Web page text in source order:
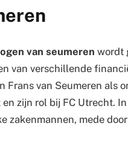
van seumeren wordt
van verschillende
Frans van Seumeren als
en zijn rol bij FC Utrecht.
zakenmannen, mede